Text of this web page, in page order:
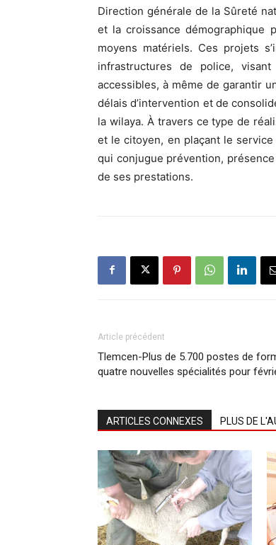
Direction générale de la Sûreté
et la croissance
moyens matériels. Ces projets
infrastructures de police,
accessibles, à même de garantir
délais d’intervention et de
la wilaya. À travers ce type de
et le citoyen, en plaçant le
qui conjugue prévention,
de ses prestations.
Article précédent
Tlemcen-Plus de 5.700 postes de
quatre nouvelles spécialités pour
ARTICLES CONNEXES PLUS DE